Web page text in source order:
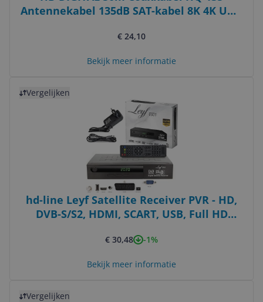
Antennekabel 135dB SAT-kabel 8K 4K UHD
DVB-C / C2 DVB-T / T2 DAB+ Radio BK-
€ 24,10
Bekijk meer informatie
Vergelijken
hd-line Leyf Satellite Receiver PVR - HD,
DVB-S/S2, HDMI, SCART, USB, Full HD
€ 30,48 -1%
Bekijk meer informatie
Vergelijken